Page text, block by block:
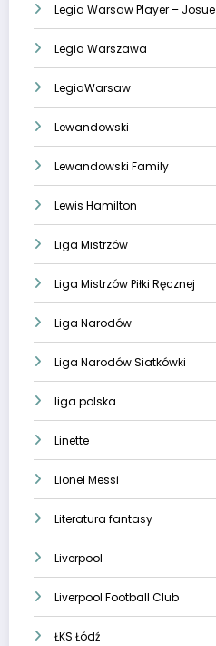
Legia Warsaw Player – Josue
Legia Warszawa
LegiaWarsaw
Lewandowski
Lewandowski Family
Lewis Hamilton
Liga Mistrzów
Liga Mistrzów Piłki Ręcznej
Liga Narodów
Liga Narodów Siatkówki
liga polska
Linette
Lionel Messi
Literatura fantasy
Liverpool
Liverpool Football Club
ŁKS Łódź